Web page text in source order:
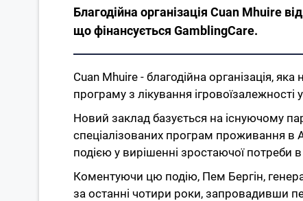
Благодійна організація Cuan Mhuire
що фінансується GamblingCare.
Cuan Mhuire - благодійна організація,
програму з лікування
Новий заклад базується на існуючому
спеціалізованих програм проживання в
подією у вирішенні зростаючої потреби в
Коментуючи цю подію, Пем Бергін,
за останні чотири роки, запровадивши